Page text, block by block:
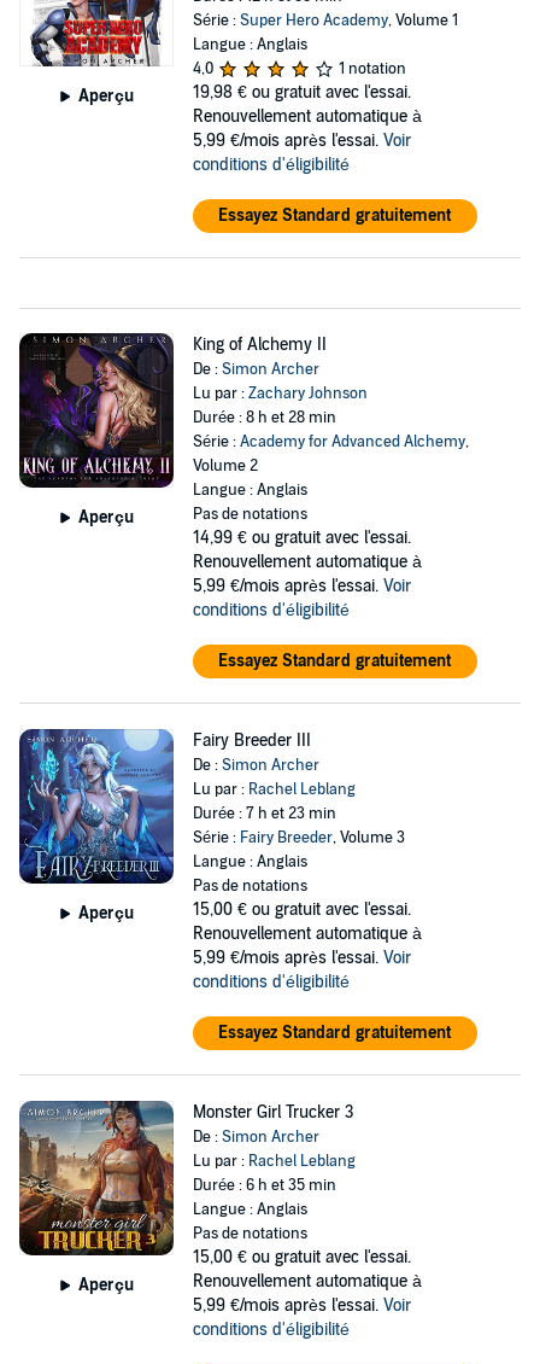
Aperçu
Série :Super Hero Academy, Volume 1
Langue : Anglais
4,0
1 notation
19,98 € ou gratuit avec l'essai.
Renouvellement automatique à
5,99 €/mois après l'essai. Voir
conditions d'éligibilité
Essayez Standard gratuitement
Aperçu
King of Alchemy II
De :Simon Archer
Lu par :Zachary Johnson
Durée : 8 h et 28 min
Série :Academy for Advanced Alchemy,
Volume 2
Langue : Anglais
Pas de notations
14,99 € ou gratuit avec l'essai.
Renouvellement automatique à
5,99 €/mois après l'essai. Voir
conditions d'éligibilité
Essayez Standard gratuitement
Aperçu
Fairy Breeder III
De :Simon Archer
Lu par : Rachel Leblang
Durée : 7 h et 23 min
Série : Fairy Breeder, Volume 3
Langue : Anglais
Pas de notations
15,00 € ou gratuit avec l'essai.
Renouvellement automatique à
5,99 €/mois après l'essai. Voir
conditions d'éligibilité
Essayez Standard gratuitement
Aperçu
Monster Girl Trucker 3
De :Simon Archer
Lu par : Rachel Leblang
Durée : 6 h et 35 min
Langue : Anglais
Pas de notations
15,00 € ou gratuit avec l'essai.
Renouvellement automatique à
5,99 €/mois après l'essai. Voir
conditions d'éligibilité